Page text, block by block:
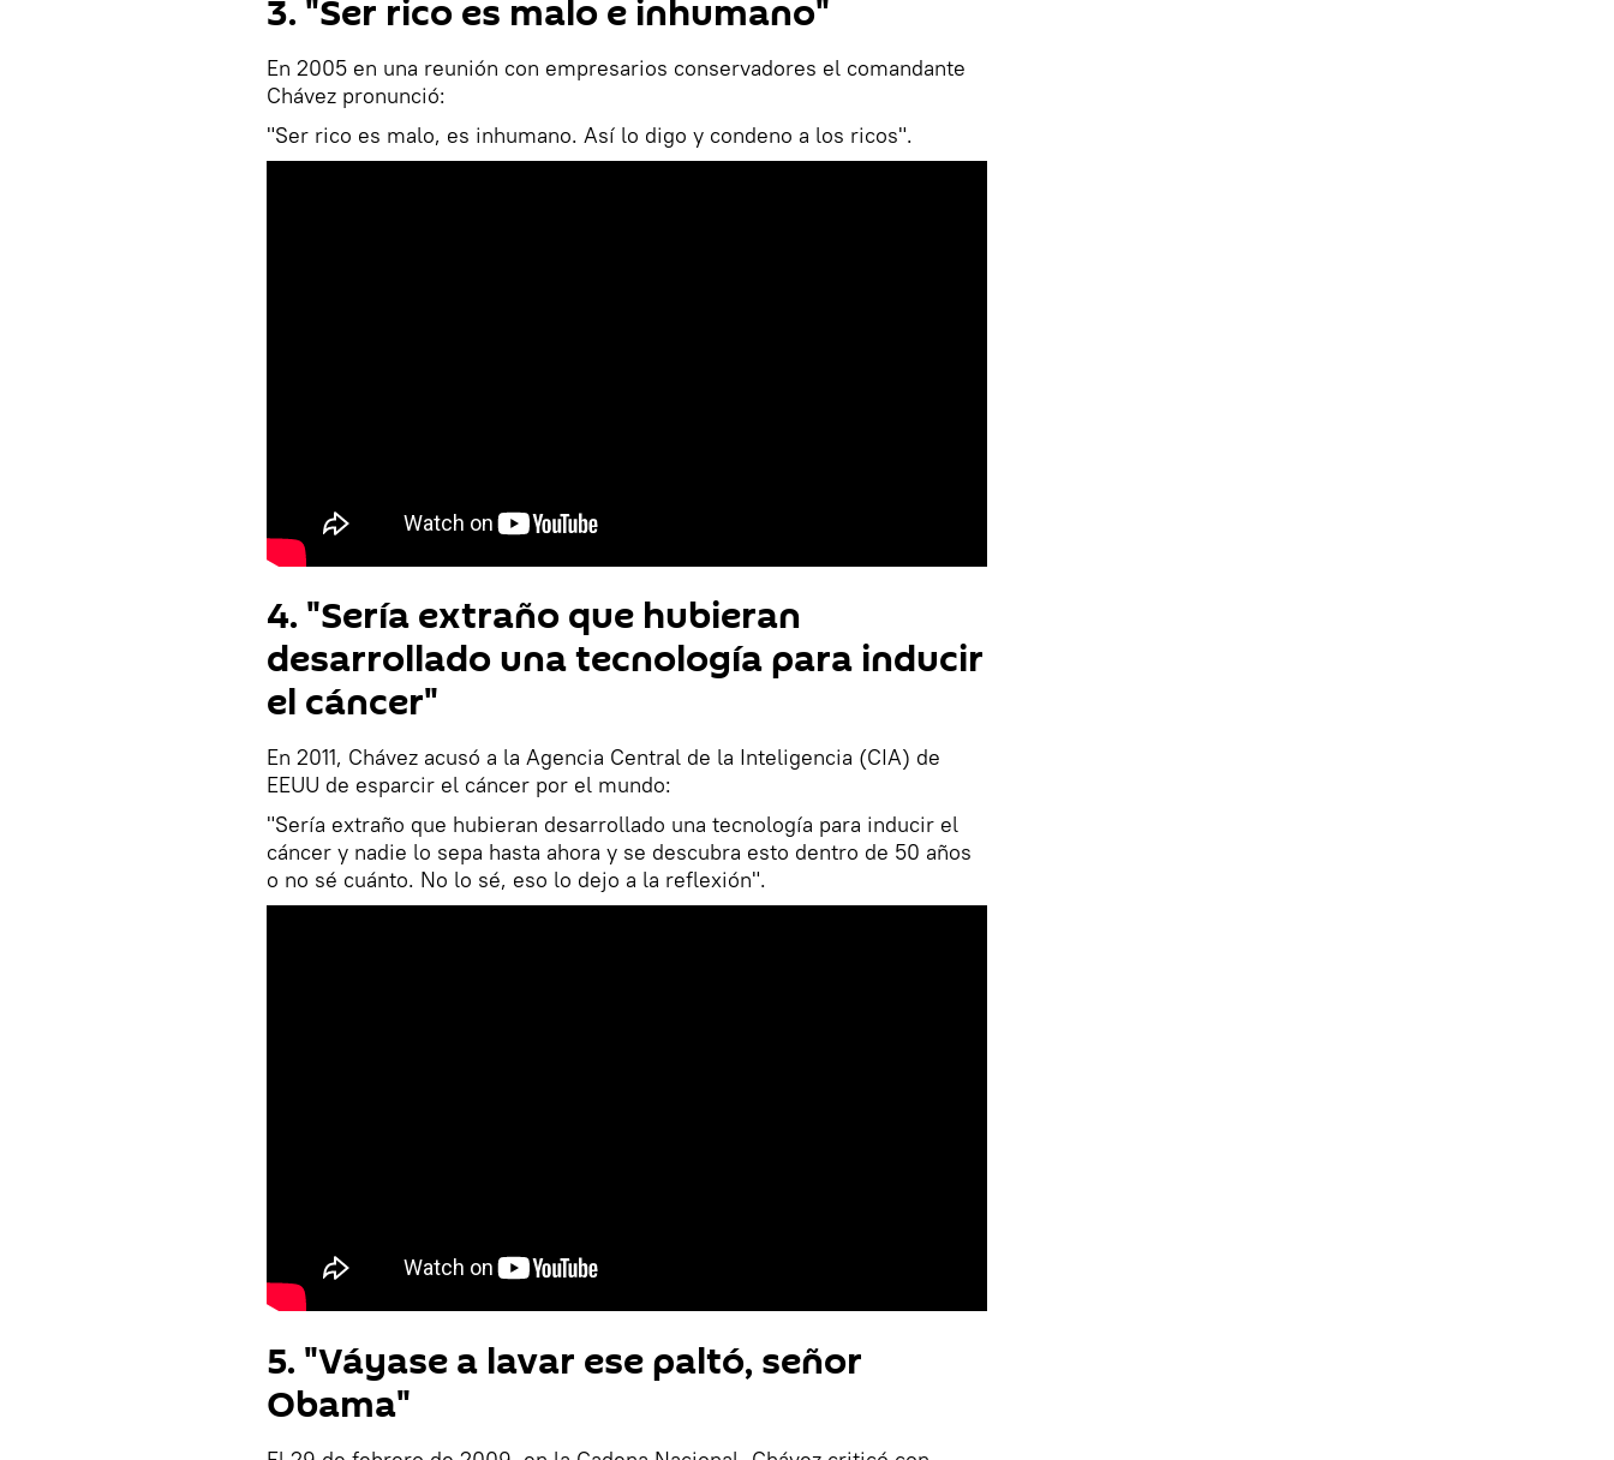
3. "Ser rico es malo e inhumano"
En 2005 en una reunión con empresarios conservadores el comandante
Chávez pronunció:
"Ser rico es malo, es inhumano. Así lo digo y condeno a los ricos".
4. "Sería extraño que hubieran
desarrollado una tecnología para inducir
el cáncer"
En 2011, Chávez acusó a la Agencia Central de la Inteligencia (CIA) de
EEUU de esparcir el cáncer por el mundo:
"Sería extraño que hubieran desarrollado una tecnología para inducir el
cáncer y nadie lo sepa hasta ahora y se descubra esto dentro de 50 años
o no sé cuánto. No lo sé, eso lo dejo a la reflexión".
5. "Váyase a lavar ese paltó, señor
Obama"